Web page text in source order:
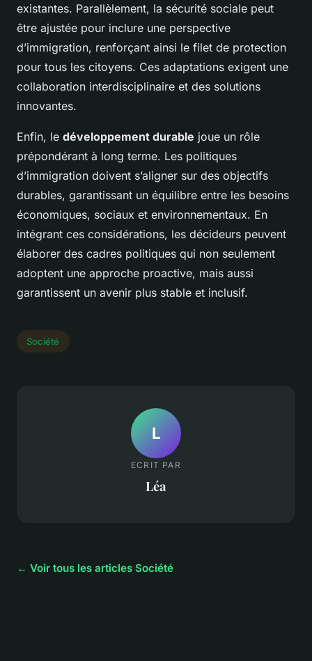
existantes. Parallèlement, la sécurité sociale peut
être ajustée pour inclure une perspective
d’immigration, renforçant ainsi le filet de protection
pour tous les citoyens. Ces adaptations exigent une
collaboration interdisciplinaire et des solutions
innovantes.
Enfin, le développement durable joue un rôle
prépondérant à long terme. Les politiques
d’immigration doivent s’aligner sur des objectifs
durables, garantissant un équilibre entre les besoins
économiques, sociaux et environnementaux. En
intégrant ces considérations, les décideurs peuvent
élaborer des cadres politiques qui non seulement
adoptent une approche proactive, mais aussi
garantissent un avenir plus stable et inclusif.
Société
L
ECRIT PAR
Léa
← Voir tous les articles Société